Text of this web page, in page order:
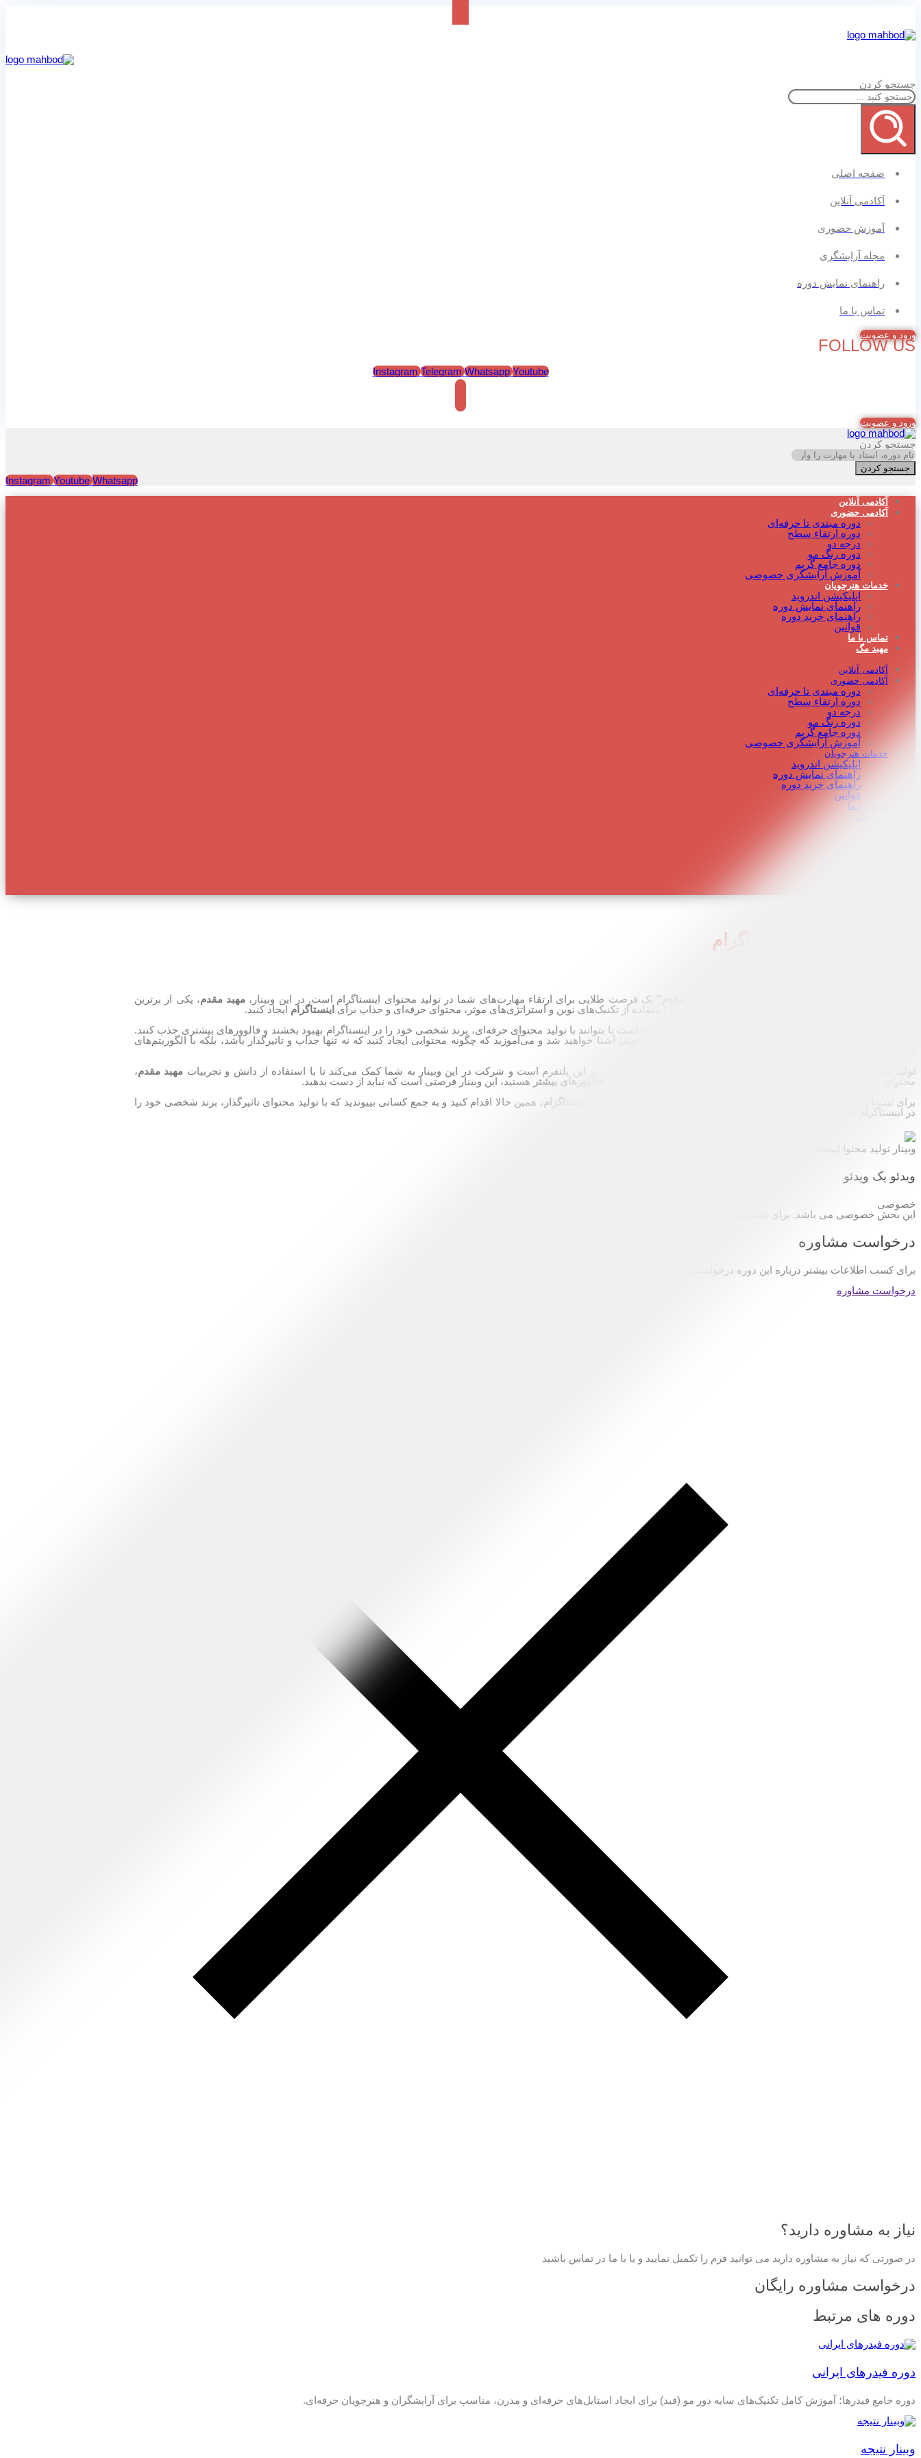
جستجو کردن
صفحه اصلی
آکادمی آنلاین
آموزش حضوری
مجله آرایشگری
راهنمای نمایش دوره
تماس با ما
ورود و عضویت
FOLLOW US
Instagram Telegram Whatsapp Youtube
ورود و عضویت
جستجو کردن
جستجو کردن
Instagram Youtube Whatsapp
آکادمی آنلاین
آکادمی حضوری
دوره مبتدی تا حرفه‌ای
دوره‌ ارتقاء سطح
درجه دو
دوره رنگ مو
دوره جامع گریم
آموزش آرایشگری خصوصی
خدمات هنرجویان
اپلیکیشن اندروید
راهنمای نمایش دوره
راهنمای خرید دوره
قوانین
تماس با ما
مهبد مگ
آکادمی آنلاین
آکادمی حضوری
دوره مبتدی تا حرفه‌ای
دوره‌ ارتقاء سطح
درجه دو
دوره رنگ مو
دوره جامع گریم
آموزش آرایشگری خصوصی
خدمات هنرجویان
اپلیکیشن اندروید
راهنمای نمایش دوره
راهنمای خرید دوره
قوانین
تماس با ما
وبینار تولید محتوا اینستاگرام
“تولید محتوای حرفه‌ای برای اینستاگرام با مهبد مقدم” یک فرصت طلایی برای ارتقاء مهارت‌های شما در تولید محتوای اینستاگرام است. در این وبینار، مهبد مقدم، یکی از برترین
متخصصان تولید محتوا، به شما آموزش می‌دهد که چگونه با استفاده از تکنیک‌های نوین و استراتژی‌های موثر، محتوای حرفه‌ای و جذاب برای اینستاگرام ایجاد کنید.
طراحی شده است تا بتوانند با تولید محتوای حرفه‌ای، برند شخصی خود را در اینستاگرام بهبود بخشند و فالوورهای بیشتری جذب کنند.
شما در این وبینار با روش‌های تولید محتوای تصویری، متنی و ویدیویی آشنا خواهید شد و می‌آموزید که چگونه محتوایی ایجاد کنید که نه تنها جذاب و تاثیرگذار باشد، بلکه با الگوریتم‌های
یکی از کلیدی‌ترین عوامل موفقیت در این پلتفرم است و شرکت در این وبینار به شما کمک می‌کند تا با استفاده از دانش و تجربیات مهبد مقدم،
محتوای خود را به سطحی بالاتر ببرید. اگر به دنبال
جذب فالوورهای بیشتر هستید، این وبینار فرصتی است که نباید از دست بدهید.
برای ثبت‌نام در وبینار و آشنایی بیشتر با روش‌های
تولید محتوای حرفه‌ای برای اینستاگرام، همین حالا اقدام کنید و به جمع کسانی بپیوندید که با تولید محتوای تاثیرگذار، برند شخصی خود را
در اینستاگرام به اوج می‌رسانند.
وبینار تولید محتوا اینستاگرام
ویدئو یک ویدئو
خصوصی
این بخش خصوصی می باشد. برای دسترسی کامل به دروس این دوره باید این دوره را خریداری نمایید.
درخواست مشاوره
برای کسب اطلاعات بیشتر درباره این دوره درخواست مشاوره خود را ارسال کنید و یا با ما در تماس باشید.
درخواست مشاوره
نیاز به مشاوره دارید؟
در صورتی که نیاز به مشاوره دارید می توانید فرم را تکمیل نمایید و یا با ما در تماس باشید
درخواست مشاوره رایگان
دوره های مرتبط
دوره فیدرهای ایرانی
دوره جامع فیدرها؛ آموزش کامل تکنیک‌های سایه دور مو (فید) برای ایجاد استایل‌های حرفه‌ای و مدرن، مناسب برای آرایشگران و هنرجویان حرفه‌ای.
وبینار نتیجه